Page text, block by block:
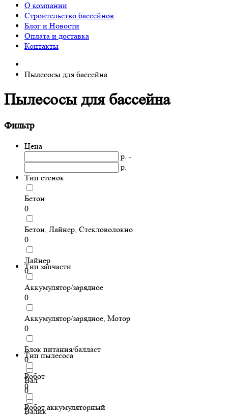
О компании
Строительство бассейнов
Блог и Новости
Оплата и доставка
Контакты
Пылесосы для бассейна
Пылесосы для бассейна
Фильтр
Цена
р. -
р.
Тип стенок
Бетон
0
Бетон, Лайнер, Стекловолокно
0
Лайнер
0
Тип запчасти
Аккумулятор/зарядное
0
Аккумулятор/зарядное, Мотор
0
Блок питания/балласт
0
Вал
0
Валик
Тип пылесоса
Робот
0
Робот аккумуляторный